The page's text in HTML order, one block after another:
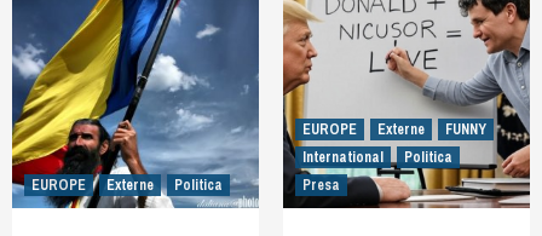
EUROPE Externe Politica
EUROPE Externe
FUNNY
International
Politica
Presa